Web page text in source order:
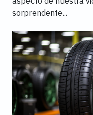
sorprendente...